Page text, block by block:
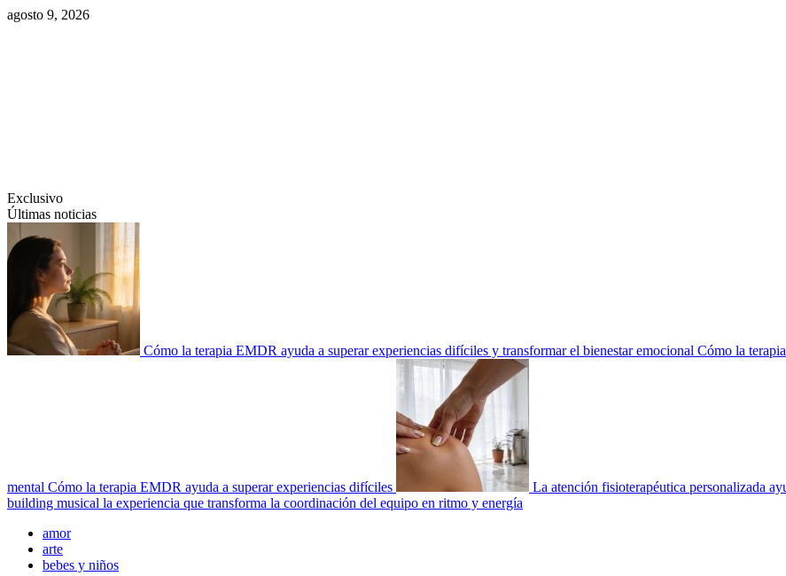
Saltar
agosto 9, 2026
Exclusivo
Últimas noticias
Cómo la terapia EMDR ayuda a superar experiencias difíciles y transformar el bienestar emocional Cómo la
mental Cómo la terapia EMDR ayuda a superar experiencias difíciles La atención fisioterapéutica personalizada
building musical la experiencia que transforma la coordinación del equipo en ritmo y energía
Menú
principal
amor
arte
bebes y niños